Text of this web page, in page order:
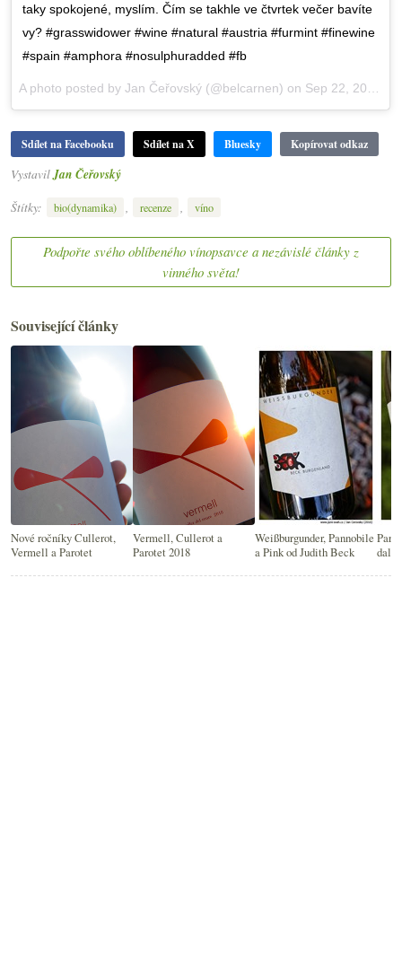
taky spokojené, myslím. Čím se takhle ve čtvrtek večer bavíte
vy? #grasswidower #wine #natural #austria #furmint #finewine
#spain #amphora #nosulphuradded #fb
A photo posted by Jan Čeřovský (@belcarnen) on Sep 22, 2016 at 9:18am PDT
Sdílet na Facebooku Sdílet na X Bluesky Kopírovat odkaz
VystavilJan Čeřovský
Štítky:
bio(dynamika) recenze víno
Podpořte svého oblíbeného vínopsavce a nezávislé články z
vinného světa!
Související články
Nové ročníky Cullerot,
Vermell a Parotet
Vermell, Cullerot a
Parotet 2018
Weißburgunder, Pannobile
a Pink od Judith Beck
další